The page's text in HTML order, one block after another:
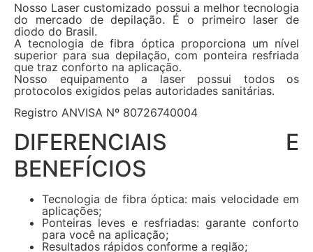
Nosso Laser customizado possui a melhor tecnologia
do mercado de depilação. É o primeiro laser de
diodo do Brasil.
A tecnologia de fibra óptica proporciona um nível
superior para sua depilação, com ponteira resfriada
que traz conforto na aplicação.
Nosso equipamento a laser possui todos os
protocolos exigidos pelas autoridades sanitárias.
Registro ANVISA Nº 80726740004
DIFERENCIAIS E
BENEFÍCIOS
Tecnologia de fibra óptica: mais velocidade em
aplicações;
Ponteiras leves e resfriadas: garante conforto
para você na aplicação;
Resultados rápidos conforme a região;